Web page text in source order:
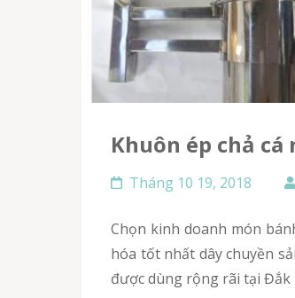
Khuôn ép chả
Tháng 10 19, 2018
Chọn kinh doanh món bánh mì chả cá để bán, được rất nhiều hộ gia đình chọn thời gian gần đây. Bất kì ai kinh doanh cũng mong muốn tối ưu
hóa tốt nhất dây chuyền
được dùng rộng rãi tại Đắk